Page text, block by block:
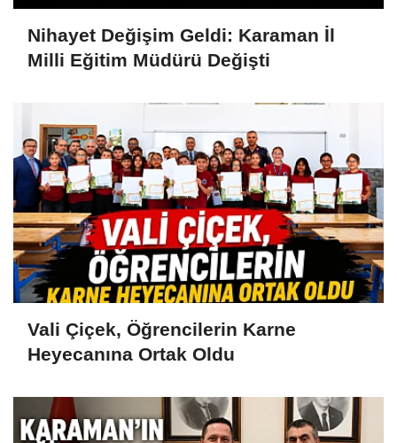
Nihayet Değişim Geldi: Karaman İl
Milli Eğitim Müdürü Değişti
Vali Çiçek, Öğrencilerin Karne
Heyecanına Ortak Oldu